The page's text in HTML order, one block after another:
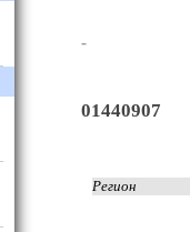
-
01440907
Регион